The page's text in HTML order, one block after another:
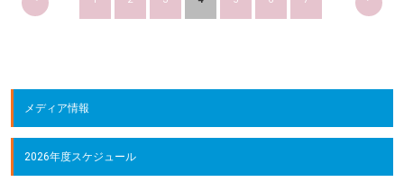
メディア情報
2026年度スケジュール